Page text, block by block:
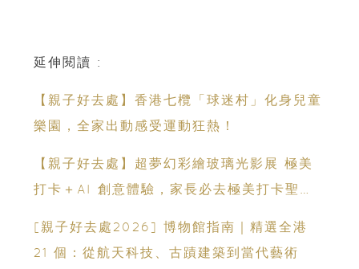
延伸閱讀 :
【親子好去處】香港七欖「球迷村」化身兒童
樂園，全家出動感受運動狂熱！
【親子好去處】超夢幻彩繪玻璃光影展 極美
打卡＋AI 創意體驗，家長必去極美打卡聖
[親子好去處2026] 博物館指南｜精選全港
21 個：從航天科技、古蹟建築到當代藝術